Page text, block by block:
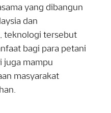
yang dibangun
dan
teknologi tersebut
bagi para petani
juga mampu
masyarakat